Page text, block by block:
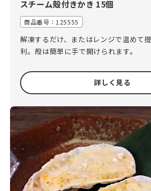
スチーム殻付きかき 15個
商品番号：125555
解凍するだけ、またはレンジで温めて
利。殻は簡単に手で開けられます。
詳しく見る